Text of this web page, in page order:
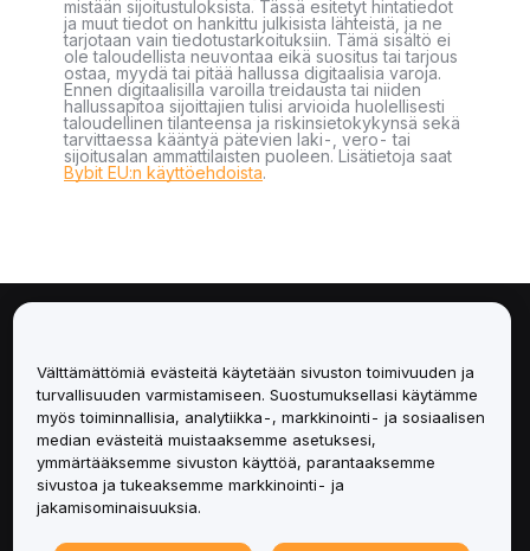
mistään sijoitustuloksista. Tässä esitetyt hintatiedot
ja muut tiedot on hankittu julkisista lähteistä, ja ne
tarjotaan vain tiedotustarkoituksiin. Tämä sisältö ei
ole taloudellista neuvontaa eikä suositus tai tarjous
ostaa, myydä tai pitää hallussa digitaalisia varoja.
Ennen digitaalisilla varoilla treidausta tai niiden
hallussapitoa sijoittajien tulisi arvioida huolellisesti
taloudellinen tilanteensa ja riskinsietokykynsä sekä
tarvittaessa kääntyä pätevien laki-, vero- tai
sijoitusalan ammattilaisten puoleen. Lisätietoja saat
Bybit EU:n käyttöehdoista.
Palvelut
Tuki
Tuotteet
Välttämättömiä evästeitä käytetään sivuston toimivuuden ja
turvallisuuden varmistamiseen. Suostumuksellasi käytämme
myös toiminnallisia, analytiikka-, markkinointi- ja sosiaalisen
median evästeitä muistaaksemme asetuksesi,
ymmärtääksemme sivuston käyttöä, parantaaksemme
sivustoa ja tukeaksemme markkinointi- ja
jakamisominaisuuksia.